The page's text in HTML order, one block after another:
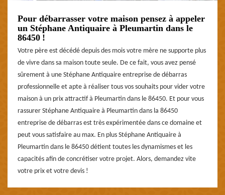
Pour débarrasser votre maison pensez à appeler
un Stéphane Antiquaire à Pleumartin dans le
86450 !
Votre père est décédé depuis des mois votre mère ne supporte plus
de vivre dans sa maison toute seule. De ce fait, vous avez pensé
sûrement à une Stéphane Antiquaire entreprise de débarras
professionnelle et apte à réaliser tous vos souhaits pour vider votre
maison à un prix attractif à Pleumartin dans le 86450. Et pour vous
rassurer Stéphane Antiquaire à Pleumartin dans la 86450
entreprise de débarras est très expérimentée dans ce domaine et
peut vous satisfaire au max. En plus Stéphane Antiquaire à
Pleumartin dans le 86450 détient toutes les dynamismes et les
capacités afin de concrétiser votre projet. Alors, demandez vite
votre prix et votre devis !